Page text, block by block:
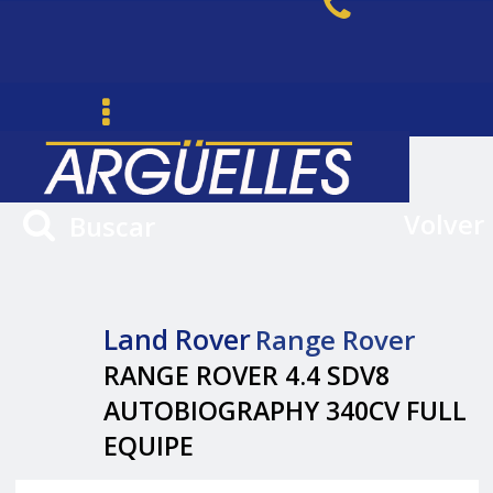
Land RoverRange Rover
RANGE ROVER 4.4 SDV8
AUTOBIOGRAPHY 340CV FULL
EQUIPE